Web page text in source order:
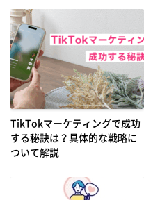
TikTokマーケティングで成功
する秘訣は？具体的な戦略に
ついて解説